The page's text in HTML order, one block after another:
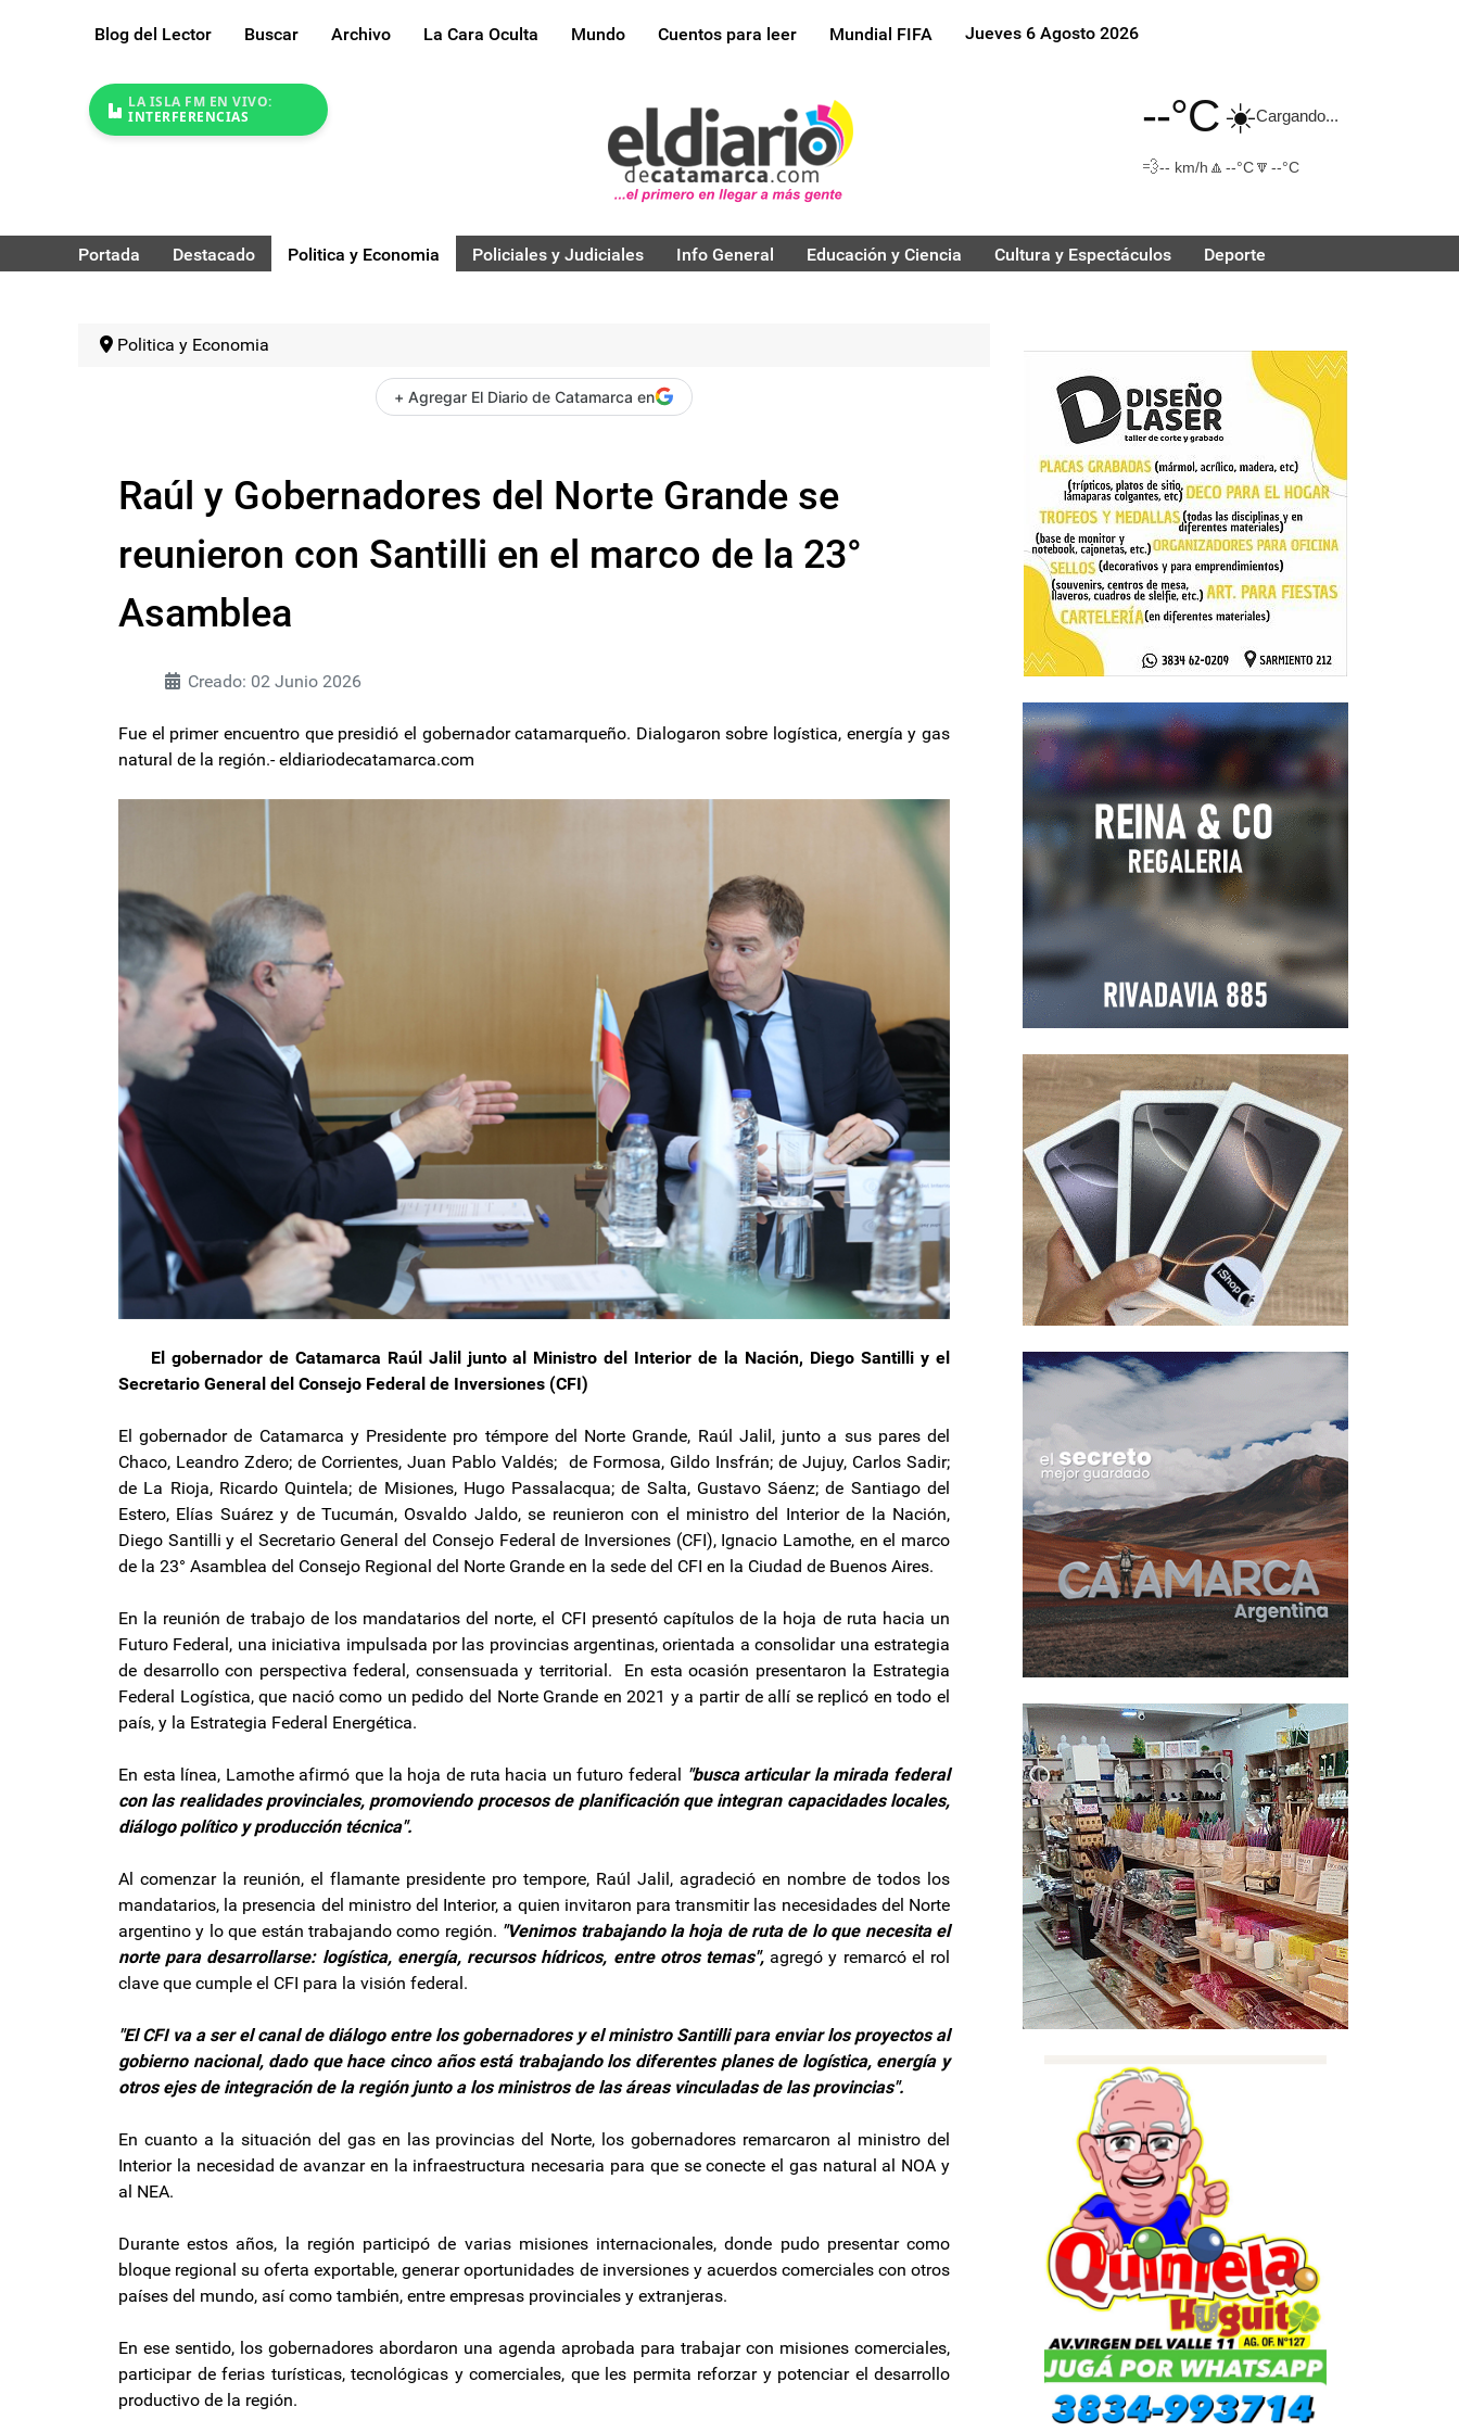
Blog del Lector Buscar Archivo La Cara Oculta Mundo Cuentos para leer Mundial FIFA Jueves 6 Agosto 2026
LA ISLA FM EN VIVO:
INTERFERENCIAS
--°C☀️Cargando...
💨-- km/h 🔼 --°C🔽 --°C
Portada Destacado Politica y Economia Policiales y Judiciales Info General Educación y Ciencia Cultura y Espectáculos Deporte
Politica y Economia
+ Agregar El Diario de Catamarca en
Raúl y Gobernadores del Norte Grande se
reunieron con Santilli en el marco de la 23°
Asamblea
Creado: 02 Junio 2026
Fue el primer encuentro que presidió el gobernador catamarqueño. Dialogaron sobre logística, energía y gas
natural de la región.- eldiariodecatamarca.com
El gobernador de Catamarca Raúl Jalil junto al Ministro del Interior de la Nación, Diego Santilli y el
Secretario General del Consejo Federal de Inversiones (CFI)
El gobernador de Catamarca y Presidente pro témpore del Norte Grande, Raúl Jalil, junto a sus pares del
Chaco, Leandro Zdero; de Corrientes, Juan Pablo Valdés; de Formosa, Gildo Insfrán; de Jujuy, Carlos Sadir;
de La Rioja, Ricardo Quintela; de Misiones, Hugo Passalacqua; de Salta, Gustavo Sáenz; de Santiago del
Estero, Elías Suárez y de Tucumán, Osvaldo Jaldo, se reunieron con el ministro del Interior de la Nación,
Diego Santilli y el Secretario General del Consejo Federal de Inversiones (CFI), Ignacio Lamothe, en el marco
de la 23° Asamblea del Consejo Regional del Norte Grande en la sede del CFI en la Ciudad de Buenos Aires.
En la reunión de trabajo de los mandatarios del norte, el CFI presentó capítulos de la hoja de ruta hacia un
Futuro Federal, una iniciativa impulsada por las provincias argentinas, orientada a consolidar una estrategia
de desarrollo con perspectiva federal, consensuada y territorial. En esta ocasión presentaron la Estrategia
Federal Logística, que nació como un pedido del Norte Grande en 2021 y a partir de allí se replicó en todo el
país, y la Estrategia Federal Energética.
En esta línea, Lamothe afirmó que la hoja de ruta hacia un futuro federal "busca articular la mirada federal
con las realidades provinciales, promoviendo procesos de planificación que integran capacidades locales,
diálogo político y producción técnica".
Al comenzar la reunión, el flamante presidente pro tempore, Raúl Jalil, agradeció en nombre de todos los
mandatarios, la presencia del ministro del Interior, a quien invitaron para transmitir las necesidades del Norte
argentino y lo que están trabajando como región. "Venimos trabajando la hoja de ruta de lo que necesita el
norte para desarrollarse: logística, energía, recursos hídricos, entre otros temas",agregó y remarcó el rol
clave que cumple el CFI para la visión federal.
"El CFI va a ser el canal de diálogo entre los gobernadores y el ministro Santilli para enviar los proyectos al
gobierno nacional, dado que hace cinco años está trabajando los diferentes planes de logística, energía y
otros ejes de integración de la región junto a los ministros de las áreas vinculadas de las provincias".
En cuanto a la situación del gas en las provincias del Norte, los gobernadores remarcaron al ministro del
Interior la necesidad de avanzar en la infraestructura necesaria para que se conecte el gas natural al NOA y
al NEA.
Durante estos años, la región participó de varias misiones internacionales, donde pudo presentar como
bloque regional su oferta exportable, generar oportunidades de inversiones y acuerdos comerciales con otros
países del mundo, así como también, entre empresas provinciales y extranjeras.
En ese sentido, los gobernadores abordaron una agenda aprobada para trabajar con misiones comerciales,
participar de ferias turísticas, tecnológicas y comerciales, que les permita reforzar y potenciar el desarrollo
productivo de la región.